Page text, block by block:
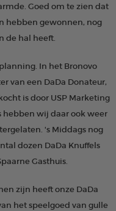
Goed om te zien dat
hebben gewonnen, nog
de hal heeft.
In het Bronovo
van een DaDa Donateur,
is door USP Marketing
hebben wij daar ook weer
's Middags nog
dozen DaDa Knuffels
Gasthuis.
zijn heeft onze DaDa
het speelgoed van gulle